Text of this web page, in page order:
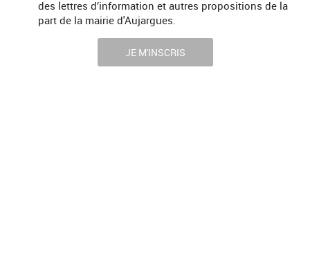
des lettres d’information et autres propositions de la
part de la mairie d'Aujargues.